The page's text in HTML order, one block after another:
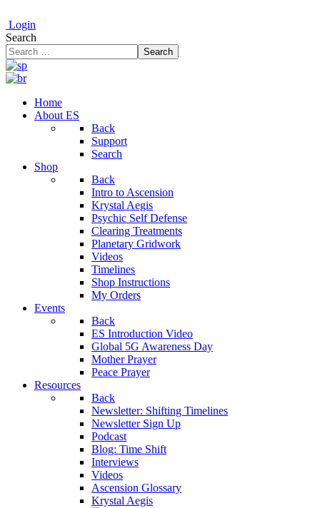
Login
Search
Search
Home
About ES
Back
Support
Search
Shop
Back
Intro to Ascension
Krystal Aegis
Psychic Self Defense
Clearing Treatments
Planetary Gridwork
Videos
Timelines
Shop Instructions
My Orders
Events
Back
ES Introduction Video
Global 5G Awareness Day
Mother Prayer
Peace Prayer
Resources
Back
Newsletter: Shifting Timelines
Newsletter Sign Up
Podcast
Blog: Time Shift
Interviews
Videos
Ascension Glossary
Krystal Aegis